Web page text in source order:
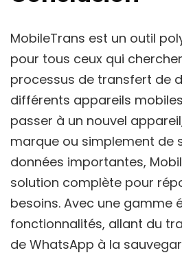
MobileTrans est un outil
pour tous ceux qui
processus de transfert de
différents appareils
passer à un nouvel
marque ou simplement de
données importantes,
solution complète pour
besoins. Avec une gamme
fonctionnalités, allant du
de WhatsApp à la